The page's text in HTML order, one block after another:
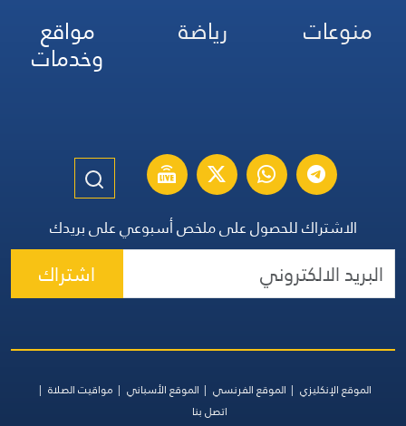
منوعات
رياضة مواقع
وخدمات
الاشتراك للحصول على ملخص أسبوعي على بريدك
اشتراك
الموقع الإنكليزي الموقع الفرنسي الموقع الأسباني
مواقيت الصلاة
اتصل بنا